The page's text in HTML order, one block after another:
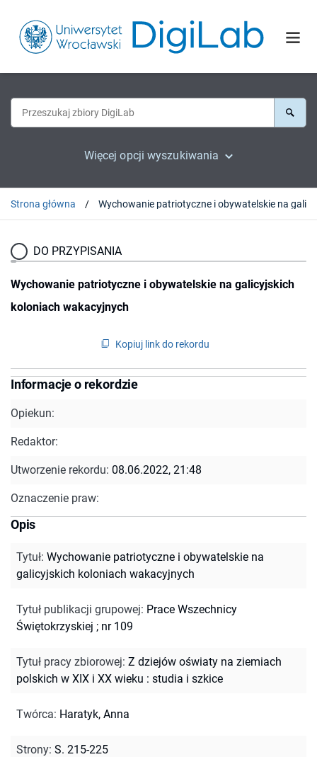
Więcej opcji wyszukiwania
Strona główna
DO PRZYPISANIA
Wychowanie patriotyczne i obywatelskie na galicyjskich
koloniach wakacyjnych
Kopiuj link do rekordu
Informacje o rekordzie
Opiekun:
Redaktor:
Utworzenie rekordu: 08.06.2022, 21:48
Oznaczenie praw:
Opis
Tytuł: Wychowanie patriotyczne i obywatelskie na
galicyjskich koloniach wakacyjnych
Tytuł publikacji grupowej: Prace Wszechnicy
Świętokrzyskiej ; nr 109
Tytuł pracy zbiorowej: Z dziejów oświaty na ziemiach
polskich w XIX i XX wieku : studia i szkice
Twórca: Haratyk, Anna
Strony: S. 215-225